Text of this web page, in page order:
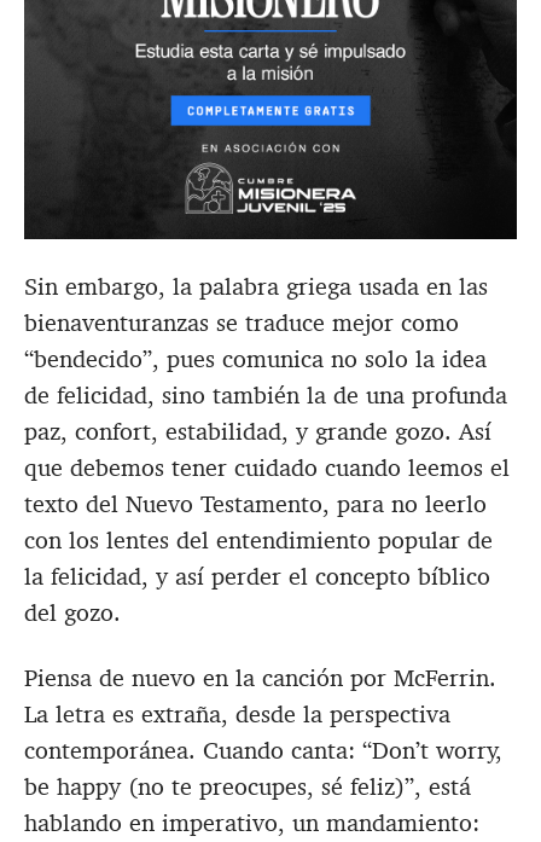
Sin embargo, la palabra griega usada en las
bienaventuranzas se traduce mejor como
“bendecido”, pues comunica no solo la idea
de felicidad, sino también la de una profunda
paz, confort, estabilidad, y grande gozo. Así
que debemos tener cuidado cuando leemos el
texto del Nuevo Testamento, para no leerlo
con los lentes del entendimiento popular de
la felicidad, y así perder el concepto bíblico
del gozo.
Piensa de nuevo en la canción por McFerrin.
La letra es extraña, desde la perspectiva
contemporánea. Cuando canta: “Don’t worry,
be happy (no te preocupes, sé feliz)”, está
hablando en imperativo, un mandamiento: